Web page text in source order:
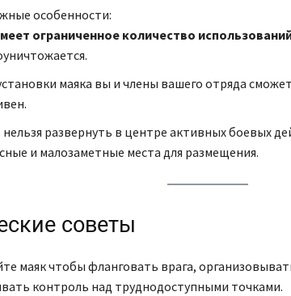
особенности:
ограниченное количество
маяка вы и члены вашего отряда
нельзя развернуть в центре активных боевых
и малозаметные места для размещения.
советы
маяк чтобы фланговать врага,
контроль над труднодоступными точками.